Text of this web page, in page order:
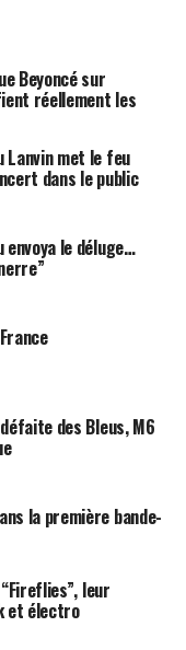
Beyoncé sur
réellement les
Lanvin met le feu
dans le public
envoya le déluge…
des Bleus, M6
la première bande-
leur
et électro